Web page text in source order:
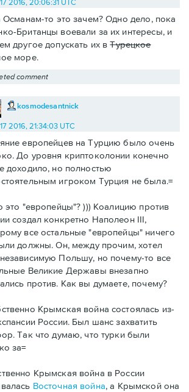
2016, 20:06:31 UTC
Османам-то это зачем? Одно дело, пока
Британцы воевали за их интересы, и
другое допускать их вТурецкое
море.
comment
kosmodesantnick
2016, 21:34:03 UTC
европейцев на Турцию было очень
До уровня криптоколонии конечно
доходило, но полностью
игроком Турция не была.=
это "европейцы"? ))) Коалицию против
создал конкретно Наполеон III,
все остальные "европейцы" ничего
должны. Он, между прочим, хотел
Польшу, но почему-то все
Великие Державы внезапно
против. Как вы думаете, почему?
Крымская война состоялась из-
России. Был шанс захватить
Так что думаю, что турки были
за=
Крымская война в России
Восточная война, а Крымской она